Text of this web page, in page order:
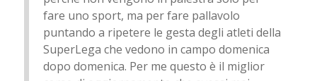
fare uno sport, ma per fare pallavolo
puntando a ripetere le gesta degli atleti della
SuperLega che vedono in campo domenica
dopo domenica. Per me questo è il miglior